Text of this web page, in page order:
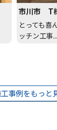
市川市 T
とっても喜
ッチン工事...
事例をもっと